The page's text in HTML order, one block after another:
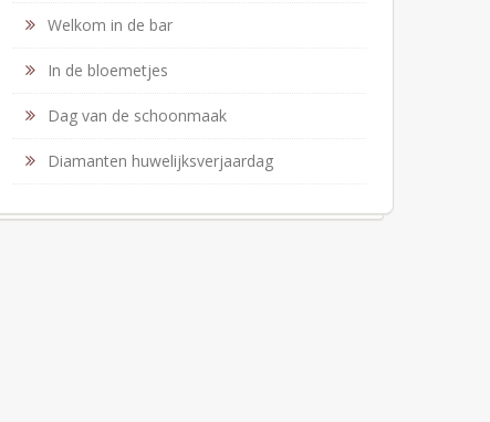
Welkom in de bar
In de bloemetjes
Dag van de schoonmaak
Diamanten huwelijksverjaardag